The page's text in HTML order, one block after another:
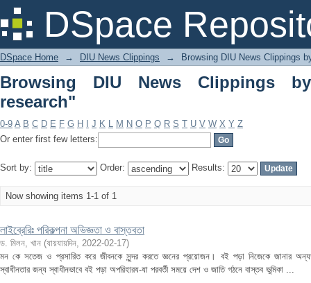
DSpace
Browsing DIU News Clippings by
DSpace Home → DIU News Clippings → Browsing DIU News Clippings
Browsing DIU News Clippings
research"
0-9 A B C D E F G H J K L M N O P Q R S T U V W X Y Z
Or enter first few letters:
Sort by: Order: Results:
Now showing items 1-1 of 1
লাইব্রেরিঃ পরিকল্পনা অভিজ্ঞতা ও বাস্তবতা
ড. মিলন, খান (যায়যায়দিন, 2022-02-17)
মন কে সতেজ ও প্রসারিত করে জীবনকে সুন্দর করতে জ্ঞনের প্রয়োজন। বই পড়া নিজেকে জানার
স্বাধীনতার জন্য স্বাধীনভাবে বই পড়া অপরিহারয-যা পরবর্তী সময়ে দেশ ও জাতি গঠনে বাস্তব ভুমিকা ...